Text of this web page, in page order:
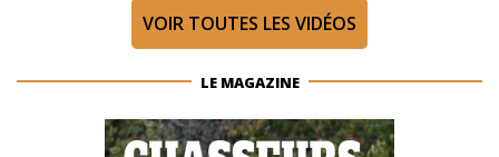
VOIR TOUTES LES VIDÉOS
LE MAGAZINE